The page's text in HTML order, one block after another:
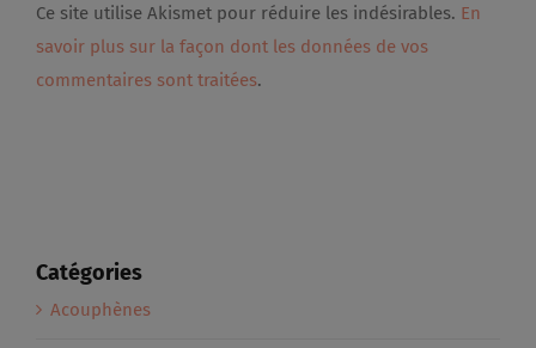
Ce site utilise Akismet pour réduire les indésirables. En
savoir plus sur la façon dont les données de vos
commentaires sont traitées.
Catégories
Acouphènes